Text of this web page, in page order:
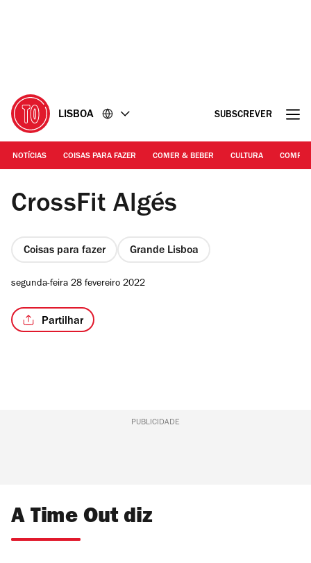
LISBOA SUBSCREVER
NOTÍCIAS COISAS PARA FAZER COMER & BEBER CULTURA
Gabriell Vieira
CrossFit Algés
Coisas para fazer Grande Lisboa
segunda-feira 28 fevereiro 2022
Partilhar
PUBLICIDADE
A Time Out diz